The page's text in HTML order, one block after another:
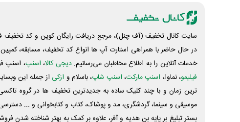
سایت کانال تخفیف (آف چنل)، مرجع دریافت رایگان کوپن و کد تخفیف
در حال حاضر با همراهی استارت آپ ها انواع کد تخفیف، مسابقه،
خدمات آنلاین را به اطلاع مخاطبان می‌رسانیم. دیجی کالا، اسنپ، اسنپ
فیلیمو، نماوا، اسنپ مارکت، اسنپ شاپ، باسلام و ازکی از جمله این
ترین زمان و با چند کلیک ساده به جدیدترین تخفیف ها در گروه تاکسی
موسیقی و سینما، گردشگری، مد و پوشاک، کتاب و کتابخوانی و ... دسترسی
بستر تبلیغ بر پایه بن هدیه و آفر، علاوه بر کمک به بهتر شناخته شدن